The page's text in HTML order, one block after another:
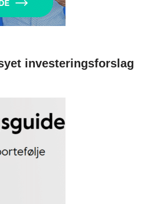
investeringsforslag